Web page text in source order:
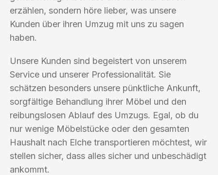
erzählen, sondern höre lieber, was unsere
Kunden über ihren Umzug mit uns zu sagen
haben.
Unsere Kunden sind begeistert von unserem
Service und unserer Professionalität. Sie
schätzen besonders unsere pünktliche Ankunft,
sorgfältige Behandlung ihrer Möbel und den
reibungslosen Ablauf des Umzugs. Egal, ob du
nur wenige Möbelstücke oder den gesamten
Haushalt nach Elche transportieren möchtest, wir
stellen sicher, dass alles sicher und unbeschädigt
ankommt.